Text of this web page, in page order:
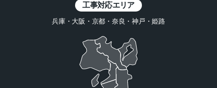
工事対応エリア
兵庫・大阪・京都・奈良・神戸・姫路